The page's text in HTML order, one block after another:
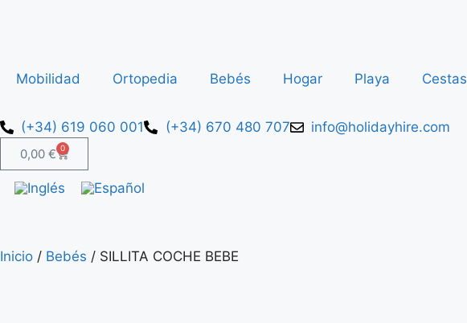
Mobilidad Ortopedia Bebés Hogar Playa Cestas
(+34) 619 060 001 (+34) 670 480 707 info@holidayhire.com
0,00 € 0
Inicio / Bebés / SILLITA COCHE BEBE